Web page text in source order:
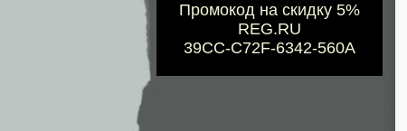
Промокод на скидку 5%
REG.RU
39CC-C72F-6342-560A